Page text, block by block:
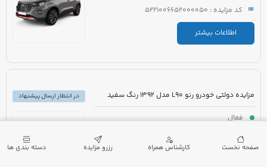
کد مزایده : 5221006652000050
اطلاعات بیشتر
مزایده دولتی خودرو رنو L90 مدل 1392 رنگ سفید
فعال
تهران - تهران
کد مزایده : 5221006427000075
در انتظار ارسال پیشنهاد
صفحه نخست کارشناس همراه رزرو مزایده دسته بندی ها